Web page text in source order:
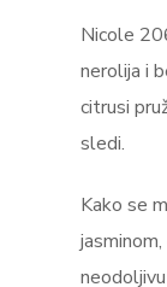
Nicole
nerolija i
citrusi
sledi.
Kako se